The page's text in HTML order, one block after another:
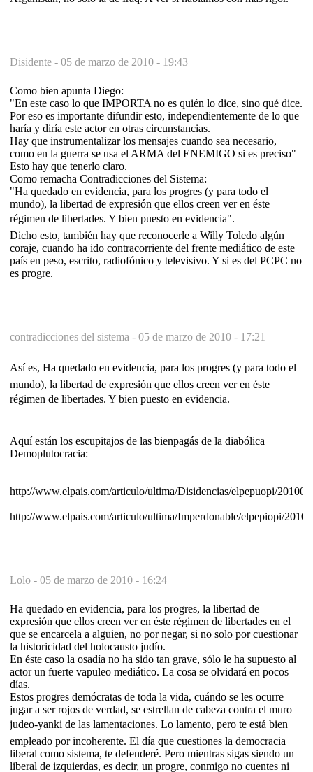
Disidente - 05 de marzo de 2010 - 19:43
Como bien apunta Diego:
"En este caso lo que IMPORTA no es quién lo dice, sino qué dice.
Por eso es importante difundir esto, independientemente de lo que
haría y diría este actor en otras circunstancias.
Hay que instrumentalizar los mensajes cuando sea necesario,
como en la guerra se usa el ARMA del ENEMIGO si es preciso"
Esto hay que tenerlo claro.
Como remacha Contradicciones del Sistema:
"Ha quedado en evidencia, para los progres (y para todo el
mundo), la libertad de expresión que ellos creen ver en éste
régimen de libertades. Y bien puesto en evidencia".
Dicho esto, también hay que reconocerle a Willy Toledo algún
coraje, cuando ha ido contracorriente del frente mediático de este
país en peso, escrito, radiofónico y televisivo. Y si es del PCPC no
es progre.
contradicciones del sistema - 05 de marzo de 2010 - 17:21
Así es, Ha quedado en evidencia, para los progres (y para todo el
mundo), la libertad de expresión que ellos creen ver en éste
régimen de libertades. Y bien puesto en evidencia.
Aquí están los escupitajos de las bienpagás de la diabólica
Demoplutocracia:
http://www.elpais.com/articulo/ultima/Disidencias/elpepuopi/
http://www.elpais.com/articulo/ultima/Imperdonable/elpepiopi/
Lolo - 05 de marzo de 2010 - 16:24
Ha quedado en evidencia, para los progres, la libertad de
expresión que ellos creen ver en éste régimen de libertades en el
que se encarcela a alguien, no por negar, si no solo por cuestionar
la historicidad del holocausto judío.
En éste caso la osadía no ha sido tan grave, sólo le ha supuesto al
actor un fuerte vapuleo mediático. La cosa se olvidará en pocos
días.
Estos progres demócratas de toda la vida, cuándo se les ocurre
jugar a ser rojos de verdad, se estrellan de cabeza contra el muro
judeo-yanki de las lamentaciones. Lo lamento, pero te está bien
empleado por incoherente. El día que cuestiones la democracia
liberal como sistema, te defenderé. Pero mientras sigas siendo un
liberal de izquierdas, es decir, un progre, conmigo no cuentes ni